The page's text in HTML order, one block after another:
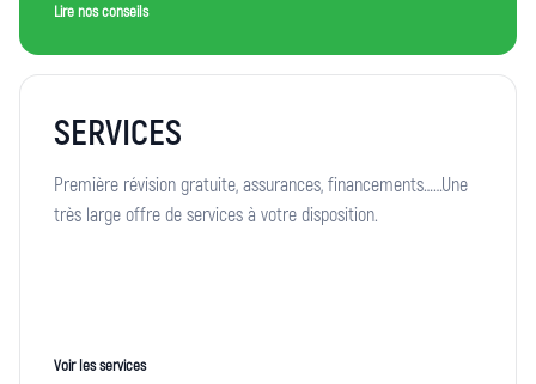
Lire nos conseils
SERVICES
Première révision gratuite, assurances, financements……Une
très large offre de services à votre disposition.
Voir les services